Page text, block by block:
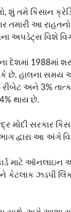
કિસાન ક્રેડિટ
તમારી આ
અપડેટ્સ વિશે
દેશમાં
છે. હાલના સમય
રીબેટ અને 3%
થાય છે.
મોદી સરકાર
દ્વારા આ અંગે
માટે
ઝડપી